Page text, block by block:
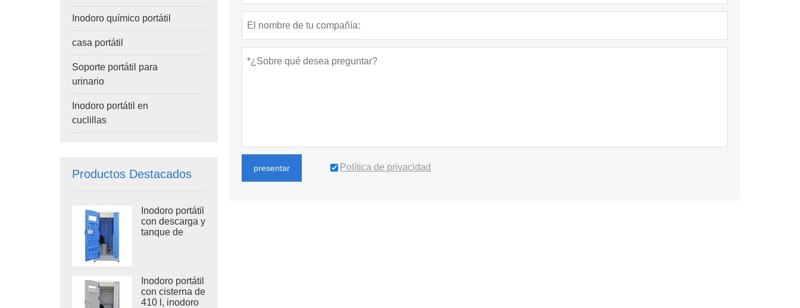
Inodoro químico portátil
casa portátil
Soporte portátil para
urinario
Inodoro portátil en
cuclillas
Productos Destacados
Inodoro portátil
con descarga y
tanque de
sobre patín de
acero.
Inodoro portátil
con cisterna de
410 l, inodoro
presentar Política de privacidad